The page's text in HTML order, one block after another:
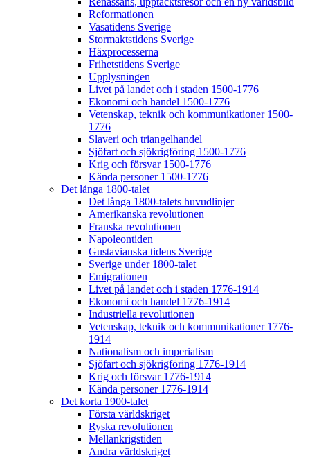
Reformationen
Vasatidens Sverige
Stormaktstidens Sverige
Häxprocesserna
Frihetstidens Sverige
Upplysningen
Livet på landet och i staden 1500-1776
Ekonomi och handel 1500-1776
Vetenskap, teknik och kommunikationer 1500-
1776
Slaveri och triangelhandel
Sjöfart och sjökrigföring 1500-1776
Krig och försvar 1500-1776
Kända personer 1500-1776
Det långa 1800-talet
Det långa 1800-talets huvudlinjer
Amerikanska revolutionen
Franska revolutionen
Napoleontiden
Gustavianska tidens Sverige
Sverige under 1800-talet
Emigrationen
Livet på landet och i staden 1776-1914
Ekonomi och handel 1776-1914
Industriella revolutionen
Vetenskap, teknik och kommunikationer 1776-
1914
Nationalism och imperialism
Sjöfart och sjökrigföring 1776-1914
Krig och försvar 1776-1914
Kända personer 1776-1914
Det korta 1900-talet
Första världskriget
Ryska revolutionen
Mellankrigstiden
Andra världskriget